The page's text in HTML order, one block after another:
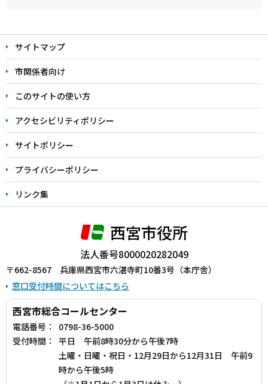
文
こ
こ
ま
で
サイトマップ
市関係者向け
このサイトの使い方
アクセシビリティポリシー
サイトポリシー
プライバシーポリシー
リンク集
西宮市役所
法人番号8000020282049
〒662-8567 兵庫県西宮市六湛寺町10番3号（本庁舎）
窓口受付時間についてはこちら
西宮市総合コールセンター
電話番号：
0798-36-5000
受付時間：
平日 午前8時30分から午後7時
土曜・日曜・祝日・12月29日から12月31日 午前9
時から午後5時